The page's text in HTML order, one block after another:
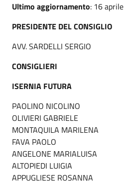
Ultimo aggiornamento: 16
PRESIDENTE DEL CONSIGLIO
AVV. SARDELLI SERGIO
CONSIGLIERI
ISERNIA FUTURA
PAOLINO NICOLINO
OLIVIERI GABRIELE
MONTAQUILA MARILENA
FAVA PAOLO
ANGELONE MARIALUISA
ALTOPIEDI LUIGIA
APPUGLIESE ROSANNA